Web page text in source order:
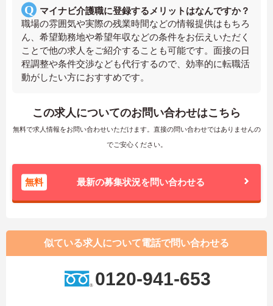
マイナビ介護職に登録するメリットはなんですか？
職場の雰囲気や実際の残業時間などの情報提供はもちろ
ん、希望勤務地や希望年収などの条件をお伝えいただく
ことで他の求人をご紹介することも可能です。面接の日
程調整や条件交渉なども代行するので、効率的に転職活
動がしたい方におすすめです。
この求人についてのお問い合わせはこちら
無料で求人情報をお問い合わせいただけます。直接の問い合わせではありませんの
でご安心ください。
無料 最新の募集状況を問い合わせる
似ている求人について電話で問い合わせる
0120-941-653